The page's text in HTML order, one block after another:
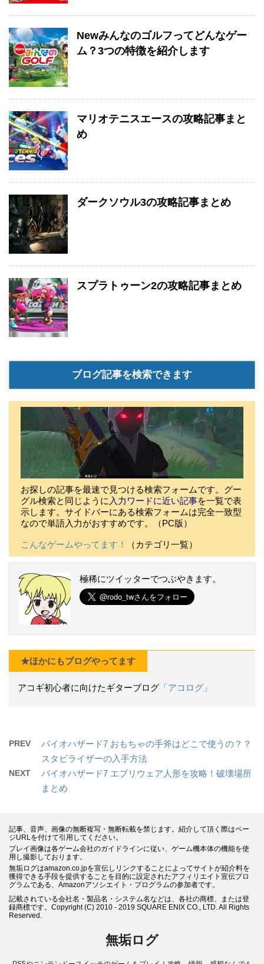
Newみんなのゴルフってどんなゲー
ム？3つの特徴を紹介します
マリオテニスエースの攻略記事まと
め
ダークソウル3の攻略記事まとめ
スプラトゥーン2の攻略記事まとめ
ブログ記事を検索できます
お探しの記事を最速で見つける検索フォームです。グー
グル検索と同じように 入力ワードに近い記事を一覧で表
示します。サイドバーにある検索フォームは完全一致型
なので単語入力がおすすめです。（PC版）
こんなゲームやってます！ （カテゴリ一覧）
極稀にツイッターでつぶやきます。
★ほかにもブログやってます
アコギ初心者に向けたギターブログ 「アコログ」
PREV
バイオハザード7 おもちゃの手斧はどこで使うの？？
スタビライザーの入手方法
NEXT
バイオハザード7 エブリウェア人形を攻略！破壊場所
まとめ
記事、音声、画像の無断複写・無断転載を禁じます。紹介して頂く際はペー
ジURLを付けて引用してください。
プレイ画像は各ゲーム会社のガイドラインに従い、ゲーム機本体の機能を使
用し撮影しております。
無垢ログはamazon.co.jpを宣伝しリンクすることによってサイトが紹介料を
獲得できる手段を提供することを目的に設定されたアフィリエイト宣伝プロ
グラムである、Amazonアソシエイト・プログラムの参加者です。
記載されている会社名・製品名・システム名などは、各社の商標、または登
録商標です。Copyright (C) 2010 - 2019 SQUARE ENIX CO., LTD. All Rights
Reserved.
無垢ログ